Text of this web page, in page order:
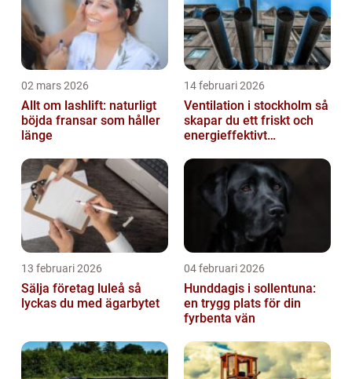
02 mars 2026
Allt om lashlift: naturligt
böjda fransar som håller
länge
14 februari 2026
Ventilation i stockholm så
skapar du ett friskt och
energieffektivt
13 februari 2026
Sälja företag luleå så
lyckas du med ägarbytet
04 februari 2026
Hunddagis i sollentuna:
en trygg plats för din
fyrbenta vän